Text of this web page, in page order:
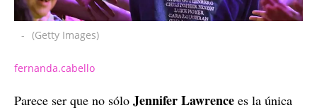
- (Getty Images)
fernanda.cabello
Parece ser que no sólo Jennifer Lawrence es la única